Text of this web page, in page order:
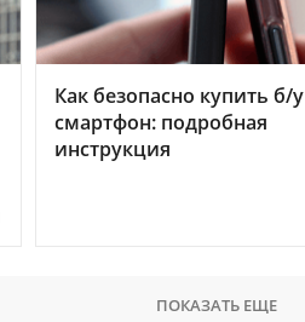
Как безопасно купить б/у
смартфон: подробная
инструкция
ПОКАЗАТЬ ЕЩЕ